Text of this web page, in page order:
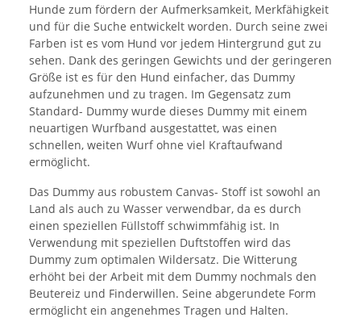
Hunde zum fördern der Aufmerksamkeit, Merkfähigkeit
und für die Suche entwickelt worden. Durch seine zwei
Farben ist es vom Hund vor jedem Hintergrund gut zu
sehen. Dank des geringen Gewichts und der geringeren
Größe ist es für den Hund einfacher, das Dummy
aufzunehmen und zu tragen. Im Gegensatz zum
Standard- Dummy wurde dieses Dummy mit einem
neuartigen Wurfband ausgestattet, was einen
schnellen, weiten Wurf ohne viel Kraftaufwand
ermöglicht.
Das Dummy aus robustem Canvas- Stoff ist sowohl an
Land als auch zu Wasser verwendbar, da es durch
einen speziellen Füllstoff schwimmfähig ist. In
Verwendung mit speziellen Duftstoffen wird das
Dummy zum optimalen Wildersatz. Die Witterung
erhöht bei der Arbeit mit dem Dummy nochmals den
Beutereiz und Finderwillen. Seine abgerundete Form
ermöglicht ein angenehmes Tragen und Halten.